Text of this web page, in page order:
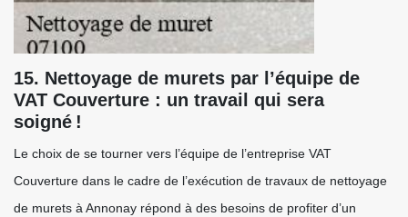
15. Nettoyage de murets par l’équipe de
VAT Couverture : un travail qui sera
soigné !
Le choix de se tourner vers l’équipe de l’entreprise VAT
Couverture dans le cadre de l’exécution de travaux de nettoyage
de murets à Annonay répond à des besoins de profiter d’un